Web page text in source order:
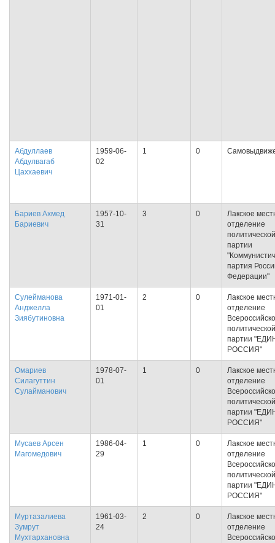
Абдуллаев
Абдулвагаб
Цаххаевич
1959-06-
02
1 0
Бариев Ахмед
Бариевич
1957-10-
31
3 0
Лакское
отделение
политической
партии
партия
Федерации"
Сулейманова
Анджелла
Зиябутиновна
1971-01-
01
2 0
Лакское
отделение
политической
партии
РОССИЯ"
Омариев
Силагуттин
Сулайманович
1978-07-
01
1 0
Лакское
отделение
политической
партии
РОССИЯ"
Мусаев Арсен
Магомедович
1986-04-
29
1 0
Лакское
отделение
политической
партии
РОССИЯ"
Муртазалиева
Зумрут
Мухтархановна
1961-03-
24
2 0
Лакское
отделение